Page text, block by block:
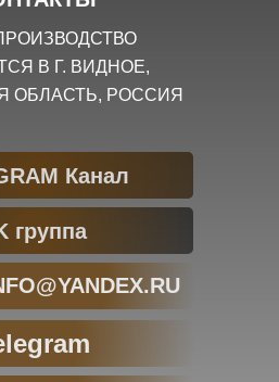
В Г. ВИДНОЕ,
ОБЛАСТЬ, РОССИЯ
Канал
группа